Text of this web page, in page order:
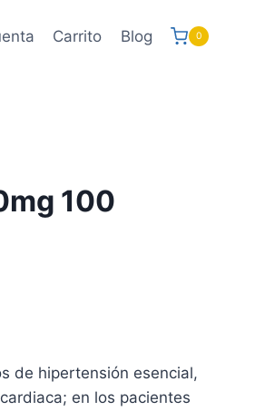
Carrito Blog 0
100
de hipertensión esencial,
en los pacientes